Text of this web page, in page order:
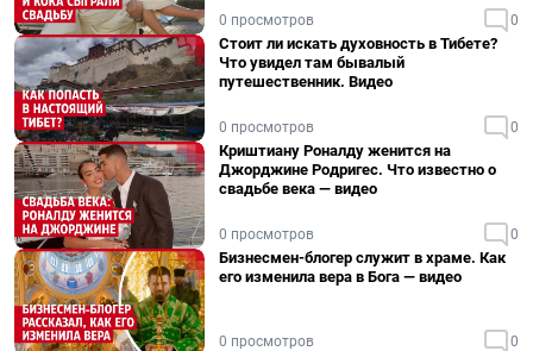
0 просмотров 0
Стоит ли искать духовность в Тибете?
Что увидел там бывалый
путешественник. Видео
0 просмотров 0
Криштиану Роналду женится на
Джорджине Родригес. Что известно о
свадьбе века — видео
0 просмотров 0
Бизнесмен-блогер служит в храме. Как
его изменила вера в Бога — видео
0 просмотров 0